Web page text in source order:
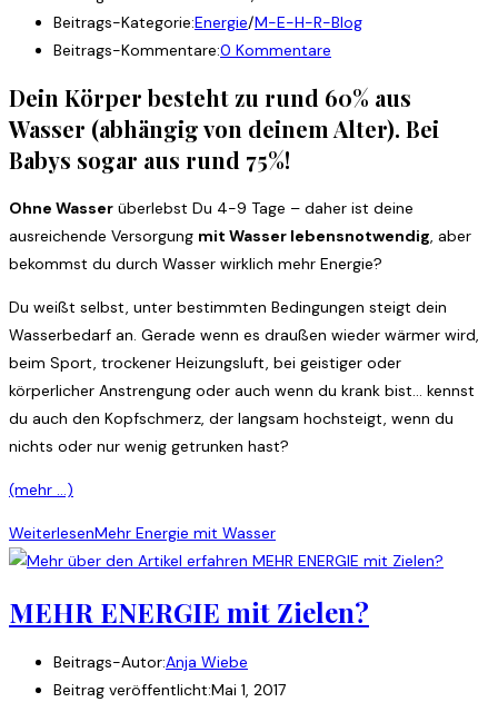
Beitrags-Kategorie:Energie/M-E-H-R-Blog
Beitrags-Kommentare:0 Kommentare
Dein Körper besteht zu rund 60% aus
Wasser (abhängig von deinem Alter). Bei
Babys sogar aus rund 75%!
Ohne Wasser überlebst Du 4-9 Tage – daher ist deine
ausreichende Versorgung mit Wasser lebensnotwendig, aber
bekommst du durch Wasser wirklich mehr Energie?
Du weißt selbst, unter bestimmten Bedingungen steigt dein
Wasserbedarf an. Gerade wenn es draußen wieder wärmer wird,
beim Sport, trockener Heizungsluft, bei geistiger oder
körperlicher Anstrengung oder auch wenn du krank bist… kennst
du auch den Kopfschmerz, der langsam hochsteigt, wenn du
nichts oder nur wenig getrunken hast?
(mehr …)
WeiterlesenMehr Energie mit Wasser
MEHR ENERGIE mit Zielen?
Beitrags-Autor:Anja Wiebe
Beitrag veröffentlicht:Mai 1, 2017